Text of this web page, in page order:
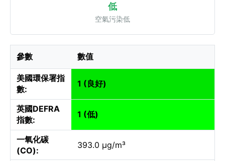
低
空氣污染低
參數 數值
美國環保署指
數:
1 (良好)
英國DEFRA
指數:
1 (低)
一氧化碳
(CO):
393.0 µg/m³